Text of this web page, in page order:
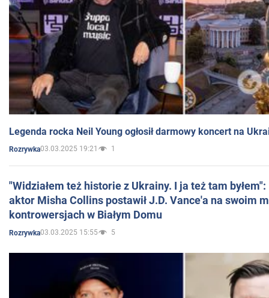
Legenda rocka Neil Young ogłosił darmowy koncert na
Rozrywka03.03.2025 19:21 1
"Widziałem też historie z Ukrainy. I ja też tam
aktor Misha Collins postawił J.D. Vance'a na swoim
kontrowersjach w Białym Domu
Rozrywka03.03.2025 15:55 5